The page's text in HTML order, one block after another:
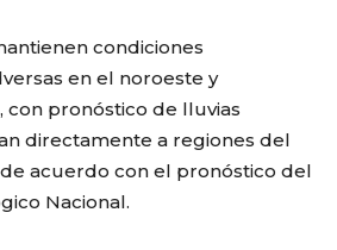
condiciones
en el noroeste y
con pronóstico de lluvias
directamente a regiones del
acuerdo con el pronóstico del
Nacional.